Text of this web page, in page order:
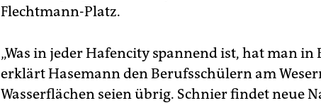
Flechtmann-Platz.
„Was in jeder Hafencity spannend ist, hat man in
erklärt Hasemann den Berufsschülern am
Wasserflächen seien übrig. Schnier findet neue